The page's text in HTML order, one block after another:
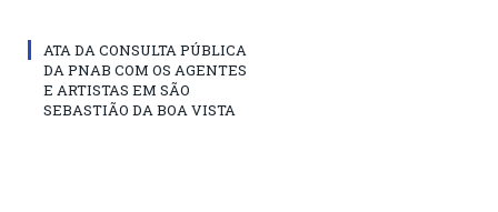
ATA DA CONSULTA PÚBLICA
DA PNAB COM OS AGENTES
E ARTISTAS EM SÃO
SEBASTIÃO DA BOA VISTA